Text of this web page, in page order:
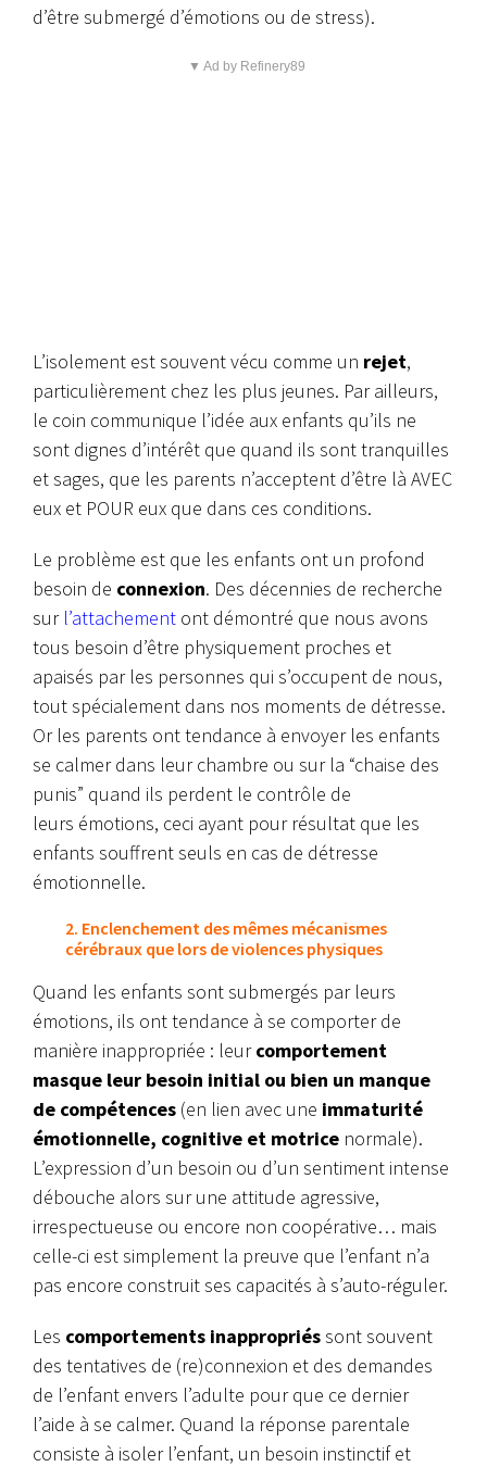
d’être submergé d’émotions ou de stress).
▼ Ad by Refinery89
L’isolement est souvent vécu comme un rejet,
particulièrement chez les plus jeunes. Par ailleurs,
le coin communique l’idée aux enfants qu’ils ne
sont dignes d’intérêt que quand ils sont tranquilles
et sages, que les parents n’acceptent d’être là AVEC
eux et POUR eux que dans ces conditions.
Le problème est que les enfants ont un profond
besoin de connexion. Des décennies de recherche
sur l’attachement ont démontré que nous avons
tous besoin d’être physiquement proches et
apaisés par les personnes qui s’occupent de nous,
tout spécialement dans nos moments de détresse.
Or les parents ont tendance à envoyer les enfants
se calmer dans leur chambre ou sur la “chaise des
punis” quand ils perdent le contrôle de
leurs émotions, ceci ayant pour résultat que les
enfants souffrent seuls en cas de détresse
émotionnelle.
2. Enclenchement des mêmes mécanismes
cérébraux que lors de violences physiques
Quand les enfants sont submergés par leurs
émotions, ils ont tendance à se comporter de
manière inappropriée : leurcomportement
masque leur besoin initial ou bien un manque
de compétences (en lien avec une immaturité
émotionnelle, cognitive et motrice normale).
L’expression d’un besoin ou d’un sentiment intense
débouche alors sur une attitude agressive,
irrespectueuse ou encore non coopérative… mais
celle-ci est simplement la preuve que l’enfant n’a
pas encore construit ses capacités à s’auto-réguler.
Les comportements inappropriéssont souvent
des tentatives de (re)connexion et des demandes
de l’enfant envers l’adulte pour que ce dernier
l’aide à se calmer. Quand la réponse parentale
consiste à isoler l’enfant, un besoin instinctif et